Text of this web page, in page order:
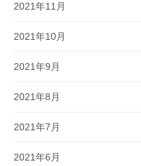
2021年11月
2021年10月
2021年9月
2021年8月
2021年7月
2021年6月